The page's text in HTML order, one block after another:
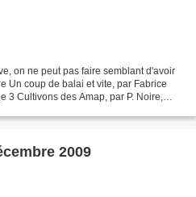
on ne peut pas faire semblant d'avoir
Un coup de balai et vite, par Fabrice
3 Cultivons des Amap, par P. Noire,
2009